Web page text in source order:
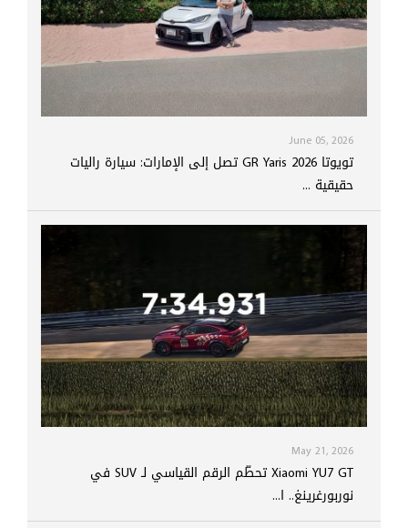
June 05, 2026
تويوتا GR Yaris 2026 تصل إلى الإمارات: سيارة راليات
حقيقية ...
May 21, 2026
Xiaomi YU7 GT تحطّم الرقم القياسي لـ SUV في
نوربورغرينغ.. ا...